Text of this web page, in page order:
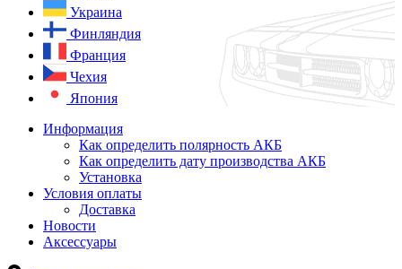
Украина
Финляндия
Франция
Чехия
Япония
Информация
Как определить полярность АКБ
Как определить дату производства АКБ
Установка
Условия оплаты
Доставка
Новости
Аксессуары